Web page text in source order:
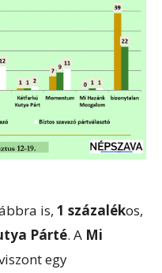
is, 1 százalékos,
Párté. A Mi
egy